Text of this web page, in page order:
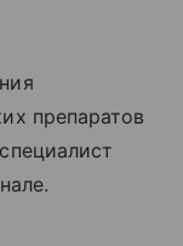
препаратов